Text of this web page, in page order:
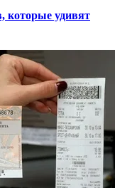
которые удивят